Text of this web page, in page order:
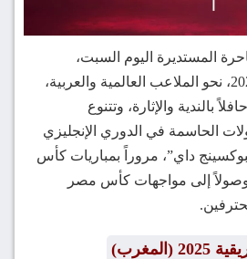
المستديرة اليوم السبت،
الموافق 27 ديسمبر 2025، نحو الملاعب العالمية والعربية،
بالندية والإثارة، وتتنوع
الحاسمة في الدوري الإنجليزي
داي”، مروراً بمباريات كأس
الإفريقية 2025، وصولاً إلى مواجهات كأس مصر